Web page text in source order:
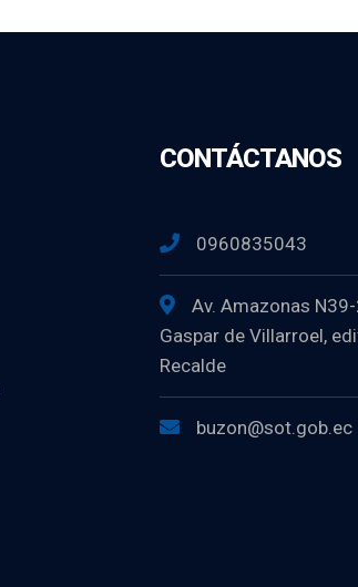
CONTÁCTANOS
0960835043
Av. Amazonas
Gaspar de Villarroel,
Recalde
buzon@sot.gob.ec